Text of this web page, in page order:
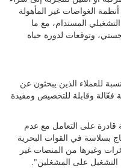
الغواصات غير المأهولة
المستدام، مع ما
وتوقعات لدورة حياة
للعملاء الذين يبحثون عن
وقابلة للتخصيص ومفيدة
قادرة على التعامل مع عدم
بسلاسة في القوات البحرية
وغيرها من المنصات غير
التشغيل على المشغلين".